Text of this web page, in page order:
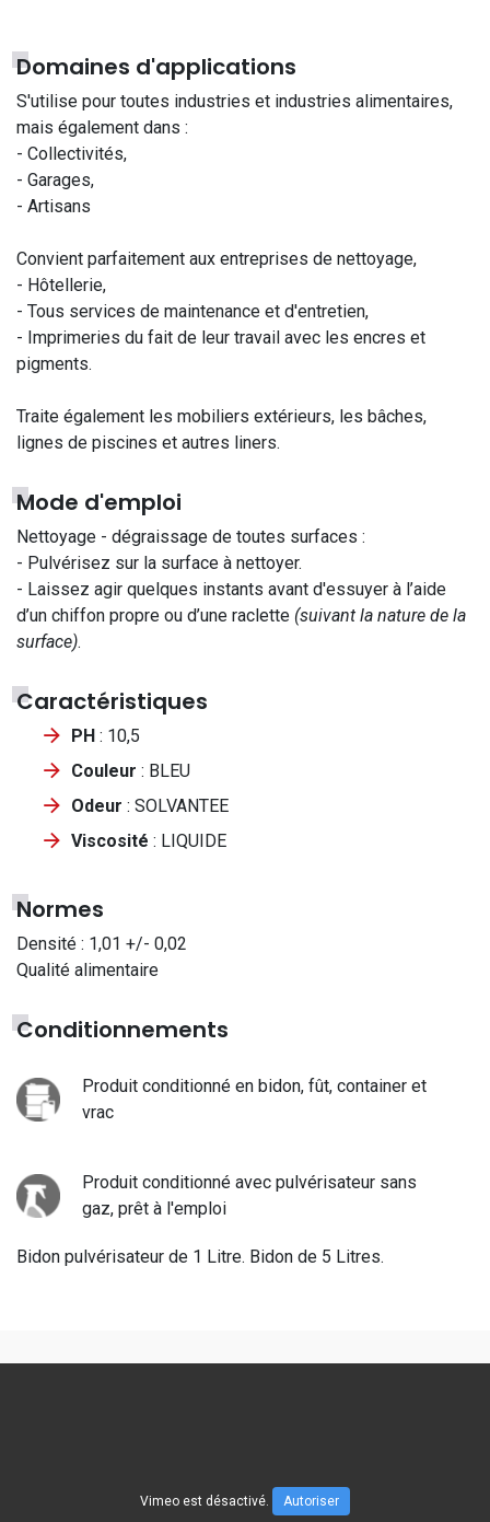
Domaines d'applications
S'utilise pour toutes industries et industries alimentaires,
mais également dans :
- Collectivités,
- Garages,
- Artisans
Convient parfaitement aux entreprises de nettoyage,
- Hôtellerie,
- Tous services de maintenance et d'entretien,
- Imprimeries du fait de leur travail avec les encres et
pigments.
Traite également les mobiliers extérieurs, les bâches,
lignes de piscines et autres liners.
Mode d'emploi
Nettoyage - dégraissage de toutes surfaces :
- Pulvérisez sur la surface à nettoyer.
- Laissez agir quelques instants avant d'essuyer à l’aide
d’un chiffon propre ou d’une raclette (suivant la nature de la
surface).
Caractéristiques
PH : 10,5
Couleur : BLEU
Odeur : SOLVANTEE
Viscosité : LIQUIDE
Normes
Densité : 1,01 +/- 0,02
Qualité alimentaire
Conditionnements
Produit conditionné en bidon, fût, container et
vrac
Produit conditionné avec pulvérisateur sans
gaz, prêt à l'emploi
Bidon pulvérisateur de 1 Litre. Bidon de 5 Litres.
Vimeo est désactivé. Autoriser